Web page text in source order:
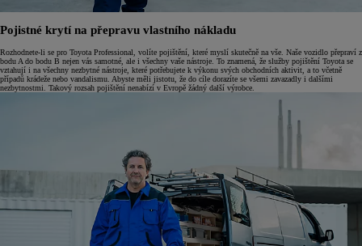
Pojistné krytí na přepravu vlastního nákladu
Rozhodnete-li se pro Toyota Professional, volíte pojištění, které myslí skutečně na vše. Naše vozidlo přepraví z
bodu A do bodu B nejen vás samotné, ale i všechny vaše nástroje. To znamená, že služby pojištění Toyota se
vztahují i na všechny nezbytné nástroje, které potřebujete k výkonu svých obchodních aktivit, a to včetně
případů krádeže nebo vandalismu. Abyste měli jistotu, že do cíle dorazíte se všemi zavazadly i dalšími
nezbytnostmi. Takový rozsah pojištění nenabízí v Evropě žádný další výrobce.